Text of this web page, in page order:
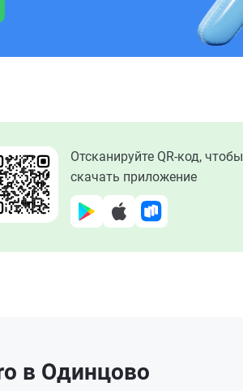
Отсканируйте QR-код, чтобы
скачать приложение
в Одинцово